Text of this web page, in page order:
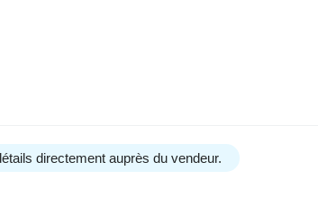
directement auprès du vendeur.